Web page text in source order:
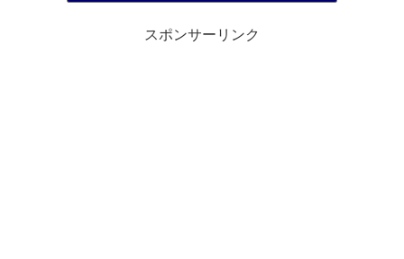
スポンサーリンク